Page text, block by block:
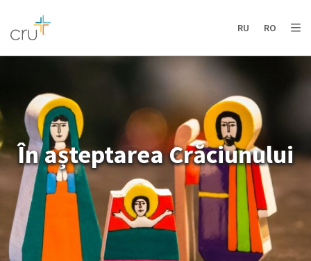
AFRICA
AMERICA / CARIBBEAN
OCEANIA
RU RO
În așteptarea Crăciunului